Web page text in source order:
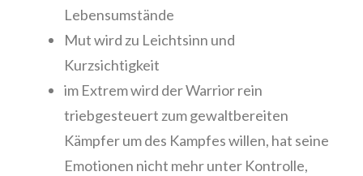
Lebensumstände
Mut wird zu Leichtsinn und
Kurzsichtigkeit
im Extrem wird der Warrior rein
triebgesteuert zum gewaltbereiten
Kämpfer um des Kampfes willen, hat seine
Emotionen nicht mehr unter Kontrolle,